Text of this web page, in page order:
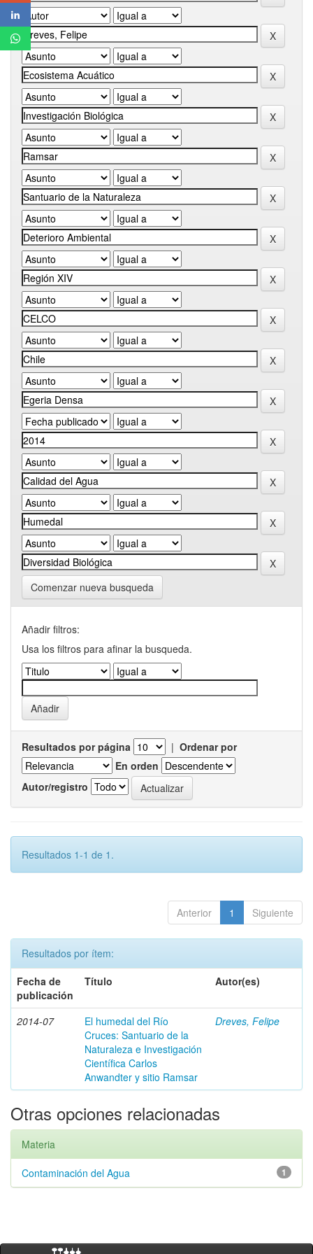
Comenzar nueva busqueda
Añadir filtros:
Usa los filtros para afinar la busqueda.
Resultados por página | Ordenar por
En orden
Autor/registro
Resultados 1-1 de 1.
Anterior 1 Siguiente
Resultados por ítem:
Fecha de
publicación
Título Autor(es)
2014-07
El humedal del Río
Cruces: Santuario de la
Naturaleza e Investigación
Científica Carlos
Anwandter y sitio Ramsar
Dreves, Felipe
Otras opciones relacionadas
Materia
1
Contaminación del Agua